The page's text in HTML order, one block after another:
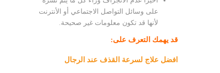
على وسائل التواصل الاجتماعي أو الأنترنت
لأنها قد تكون معلومات غير صحيحة.
قد يهمك التعرف على:
افضل علاج لسرعة القذف عند الرجال